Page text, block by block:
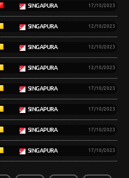
SINGAPURA 17/10/2023
SINGAPURA 12/10/2023
SINGAPURA 12/10/2023
SINGAPURA 12/10/2023
SINGAPURA 17/10/2023
SINGAPURA 17/10/2023
SINGAPURA 17/10/2023
SINGAPURA 17/10/2023